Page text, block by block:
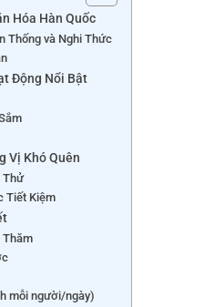
Hóa Hàn Quốc
Thống và Nghi Thức
Động Nổi Bật
Vị Khó Quên
Thử
Tiết Kiệm
Thăm
mỗi người/ngày)